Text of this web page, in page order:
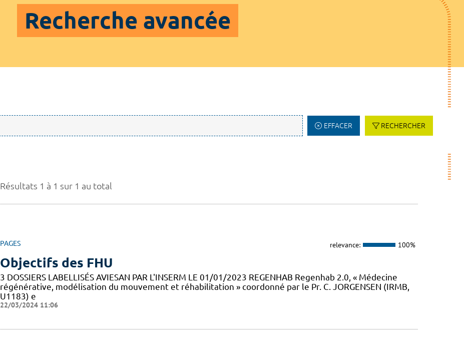
Recherche avancée
EFFACER RECHERCHER
Résultats 1 à 1 sur 1 au total
PAGES relevance: 100%
Objectifs des FHU
3 DOSSIERS LABELLISÉS AVIESAN PAR L'INSERM LE 01/01/2023 REGENHAB Regenhab 2.0, « Médecine
régénérative, modélisation du mouvement et réhabilitation » coordonné par le Pr. C. JORGENSEN (IRMB,
U1183) e
22/03/2024 11:06